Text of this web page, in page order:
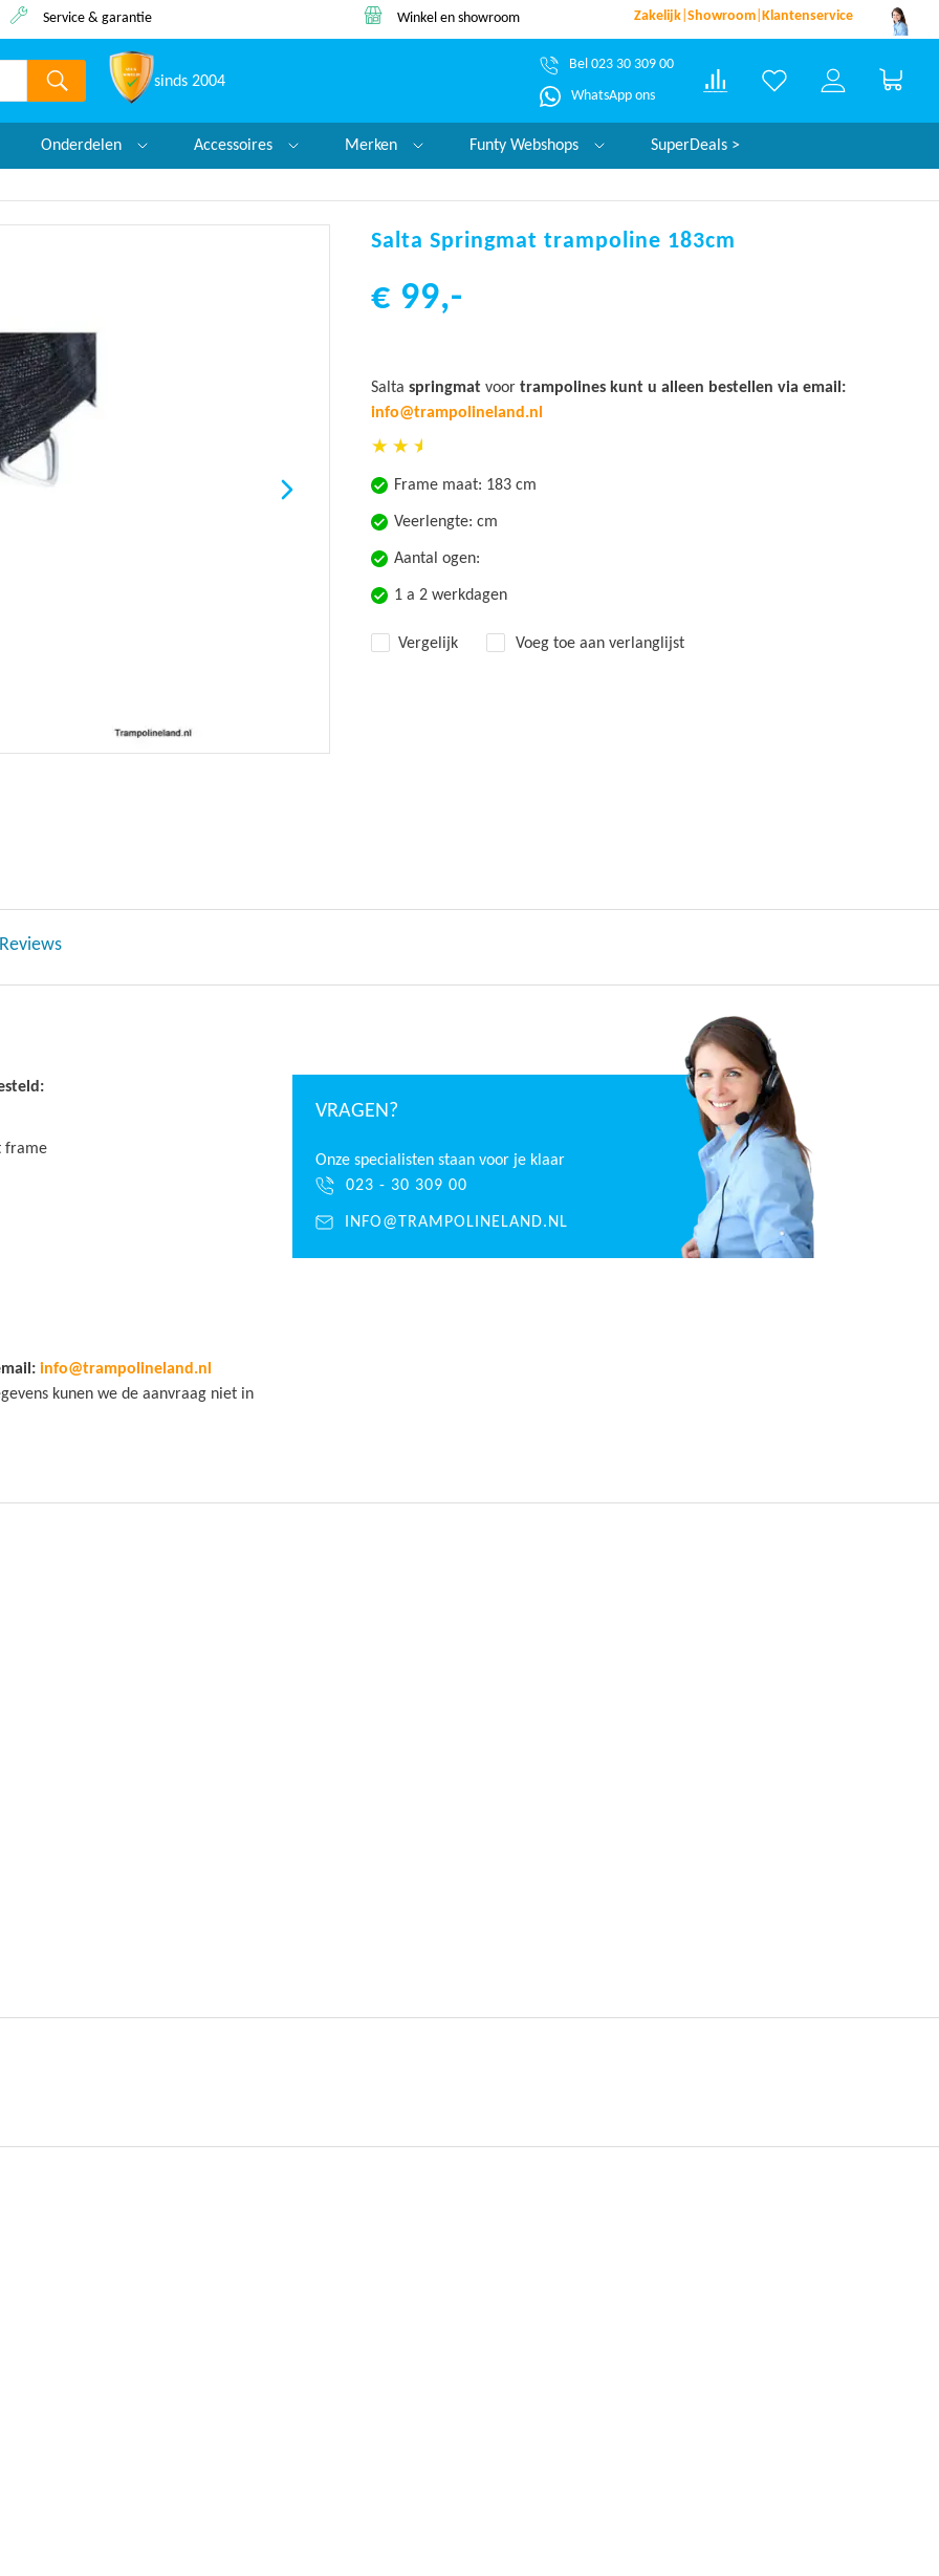
Salta Springmat trampoline 183cm
€ 99,-
Saltaspringmat voortrampolines kunt u alleen bestellen via email:
info@trampolineland.nl
Frame maat: 183 cm
Veerlengte: cm
Aantal ogen:
1 a 2 werkdagen
Vergelijk Voeg toe aan verlanglijst
Reviews
frame
info@trampolineland.nl
kunen we de aanvraag niet in
een paar centimeter verschil in
met het aantal veren
trampoline en begin vanaf de
VRAGEN?
Onze specialisten staan voor je klaar
023 - 30 309 00
INFO@TRAMPOLINELAND.NL
Winkel en showroom Lage prijs garantie! dezelfde werkdag verzonden*
Zakelijk Showroom Klantenservice
sinds 2004
Bel 023 30 309 00
WhatsApp ons
Onderdelen Accessoires Merken Funty Webshops SuperDeals >